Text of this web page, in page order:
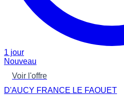
1 jour
Nouveau
Voir l'offre
D'AUCY FRANCE LE FAOUET